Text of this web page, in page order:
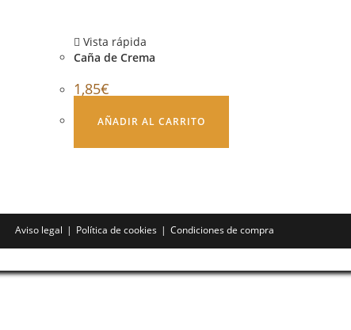
Vista rápida
Caña de Crema
1,85€
AÑADIR AL CARRITO
Aviso legal Política de cookies Condiciones de compra